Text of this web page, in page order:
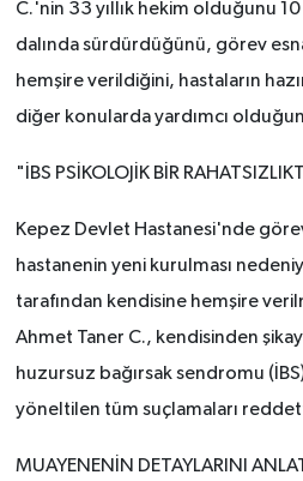
C.'nin 33 yıllık hekim olduğunu
dalında sürdürdüğünü, görev
hemşire verildiğini, hastaların
diğer konularda yardımcı
"İBS PSİKOLOJİK BİR
Kepez Devlet Hastanesi'nde
hastanenin yeni kurulması
tarafından kendisine hemşire
Ahmet Taner C., kendisinden
huzursuz bağırsak sendromu
yöneltilen tüm suçlamaları
MUAYENENİN DETAYLARINI